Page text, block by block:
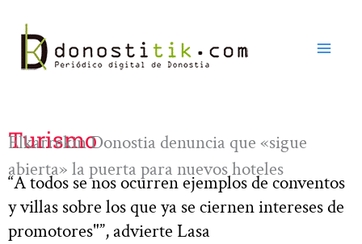
contenido
Turismo
Elkarrekin Donostia denuncia que «sigue
abierta» la puerta para nuevos hoteles
“A todos se nos ocurren ejemplos de conventos
y villas sobre los que ya se ciernen intereses de
promotores"”, advierte Lasa